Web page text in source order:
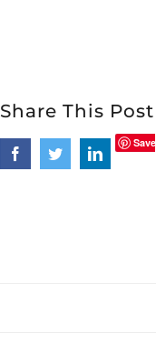
Share This Post
FacebookTwitterLinkedIn
Save